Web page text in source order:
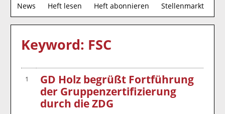
News Heft lesen Heft abonnieren Stellenmarkt
u
c
Keyword: FSC
1
GD Holz begrüßt Fortführung
der Gruppenzertifizierung
durch die ZDG